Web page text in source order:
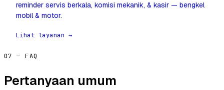
reminder servis berkala, komisi mekanik, & kasir — bengkel
mobil & motor.
Lihat layanan →
07 — FAQ
Pertanyaan umum